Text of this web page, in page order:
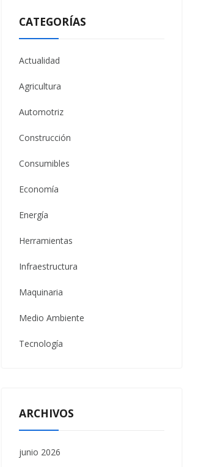
CATEGORÍAS
Actualidad
Agricultura
Automotriz
Construcción
Consumibles
Economía
Energía
Herramientas
Infraestructura
Maquinaria
Medio Ambiente
Tecnología
ARCHIVOS
junio 2026